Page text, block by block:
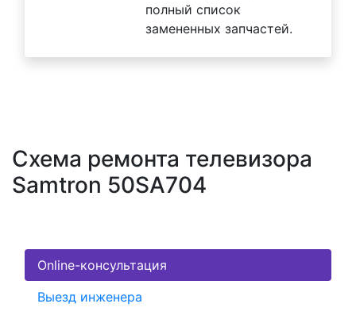
полный список
замененных запчастей.
Схема ремонта телевизора
Samtron 50SA704
Online-консультация
Выезд инженера